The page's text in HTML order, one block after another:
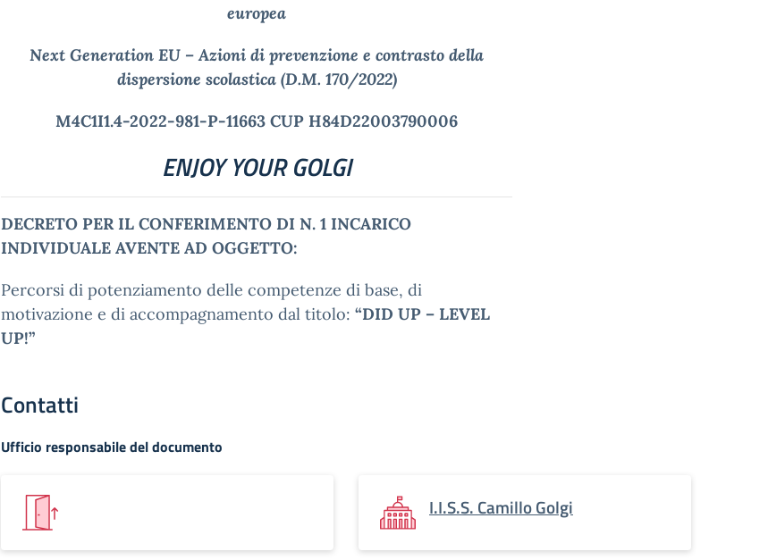
europea
Next Generation EU – Azioni di prevenzione e contrasto della
dispersione scolastica (D.M. 170/2022)
M4C1I1.4-2022-981-P-11663 CUP H84D22003790006
ENJOY YOUR GOLGI
DECRETO PER IL CONFERIMENTO DI N. 1 INCARICO
INDIVIDUALE AVENTE AD OGGETTO:
Percorsi di potenziamento delle competenze di base, di
motivazione e di accompagnamento dal titolo: “DID UP – LEVEL
UP!”
Contatti
Ufficio responsabile del documento
I.I.S.S. Camillo Golgi